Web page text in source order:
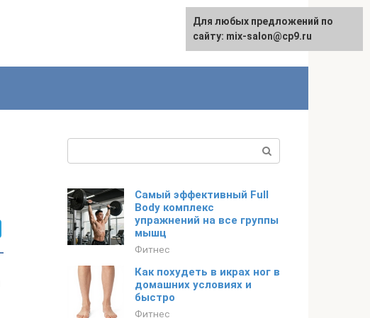
Самый эффективный Full
Body комплекс
упражнений на все группы
мышц
Фитнес
Как похудеть в икрах ног в
домашних условиях и
быстро
Фитнес
Для любых предложений по
сайту: mix-salon@cp9.ru